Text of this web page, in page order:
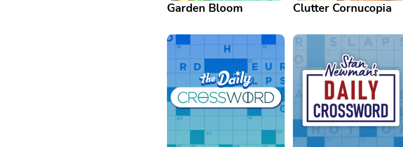
Garden Bloom
Garden Bloom
Ayuda a Lucy a reconstruir su
jardín soñado, un
rompecabezas de tres en raya a
Clutter Cornucopia
Pair up clutter and clear the
chaos in this satisfying hidden
object game